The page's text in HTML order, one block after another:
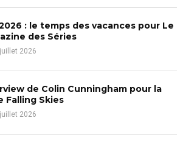
C
H
: le temps des vacances pour Le
des Séries
2026
de Colin Cunningham pour la
Falling Skies
2026